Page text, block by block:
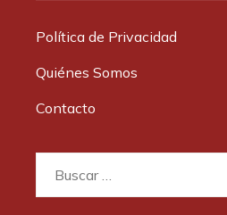
Política de Privacidad
Quiénes Somos
Contacto